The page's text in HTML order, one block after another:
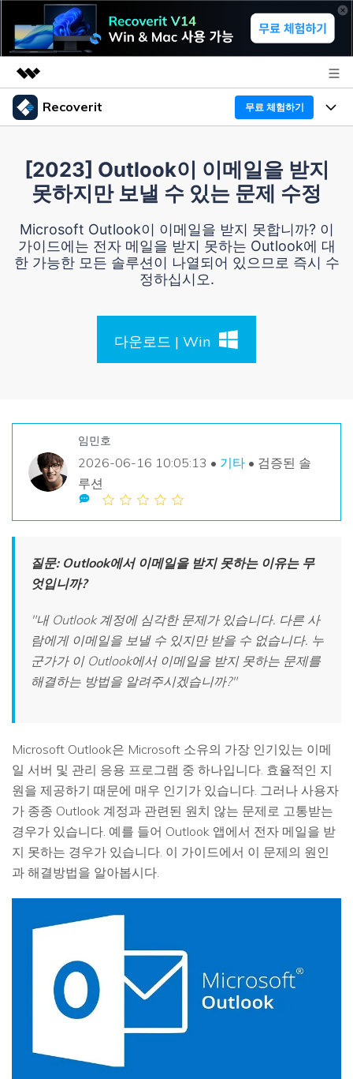
주요 제품
유틸리티
비즈니스
개요
회사 소개
뉴스룸
Recoverit 무료 체험하기
Recoverit - Windows 버전
선도적인 데이터 복구 전문가
무료 체험
Recoverit - Mac 버전
Mac 시스템에서 무제한 데이터 복구
리커버릿 무료 버전
분실/삭제된 데이터 무료 복구
Repairit - 데이터 복구
UBackit - 데이터 백업
기능
미디어 복구하기
디바이스 복구하기
복구 Tips
삭제된 파일 복구
드라이브에서 복구
복구 솔루션
삭제된 파일 복구
데이터 손실 시나리오
모든 기능 확인하기
search
[2023] Outlook이 이메일을 받지
못하지만 보낼 수 있는 문제 수정
Microsoft Outlook이 이메일을 받지 못합니까? 이
가이드에는 전자 메일을 받지 못하는 Outlook에 대
한 가능한 모든 솔루션이 나열되어 있으므로 즉시 수
정하십시오.
다운로드 | Win
임민호
2026-06-16 10:05:13 • 기타• 검증된 솔
루션
질문: Outlook에서 이메일을 받지 못하는 이유는 무
엇입니까?
"내 Outlook 계정에 심각한 문제가 있습니다. 다른 사
람에게 이메일을 보낼 수 있지만 받을 수 없습니다. 누
군가가 이 Outlook에서 이메일을 받지 못하는 문제를
해결하는 방법을 알려주시겠습니까?"
Microsoft Outlook은 Microsoft 소유의 가장 인기있는 이메
일 서버 및 관리 응용 프로그램 중 하나입니다. 효율적인 지
원을 제공하기 때문에 매우 인기가 있습니다. 그러나 사용자
가 종종 Outlook 계정과 관련된 원치 않는 문제로 고통받는
경우가 있습니다. 예를 들어 Outlook 앱에서 전자 메일을 받
지 못하는 경우가 있습니다. 이 가이드에서 이 문제의 원인
과 해결방법을 알아봅시다.